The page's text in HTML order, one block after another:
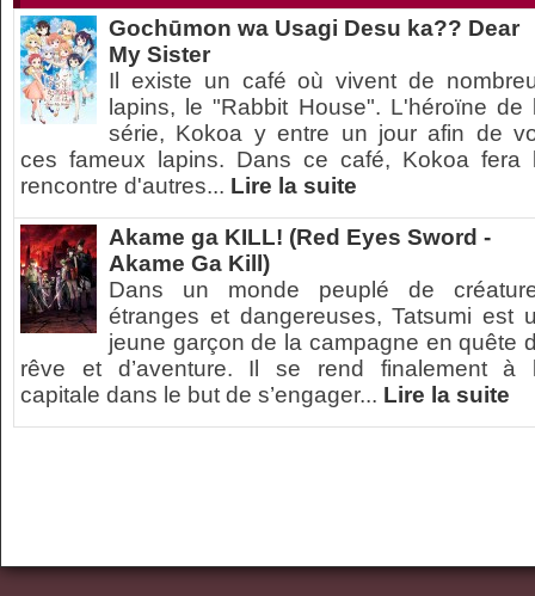
Gochūmon wa Usagi Desu ka?? Dear
My Sister
Il existe un café où vivent de
lapins, le "Rabbit House". L'héroïne de
série, Kokoa y entre un jour afin de
ces fameux lapins. Dans ce café, Kokoa fera
rencontre d'autres... Lire la suite
Akame ga KILL! (Red Eyes Sword -
Akame Ga Kill)
Dans un monde peuplé de
étranges et dangereuses, Tatsumi est
jeune garçon de la campagne en quête
rêve et d’aventure. Il se rend finalement à
capitale dans le but de s’engager... Lire la suite